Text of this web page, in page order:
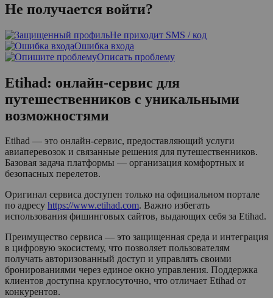
Не получается войти?
Не приходит SMS / код
Ошибка входа
Описать проблему
Etihad: онлайн-сервис для
путешественников с уникальными
возможностями
Etihad — это онлайн-сервис, предоставляющий услуги
авиаперевозок и связанные решения для путешественников.
Базовая задача платформы — организация комфортных и
безопасных перелетов.
Оригинал сервиса доступен только на официальном портале
по адресу https://www.etihad.com. Важно избегать
использования фишинговых сайтов, выдающих себя за Etihad.
Преимущество сервиса — это защищенная среда и интеграция
в цифровую экосистему, что позволяет пользователям
получать авторизованный доступ и управлять своими
бронированиями через единое окно управления. Поддержка
клиентов доступна круглосуточно, что отличает Etihad от
конкурентов.